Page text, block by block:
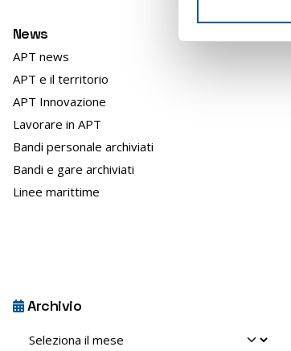
e
News
APT news
APT e il territorio
APT Innovazione
Lavorare in APT
Bandi personale archiviati
Bandi e gare archiviati
Linee marittime
Archivio